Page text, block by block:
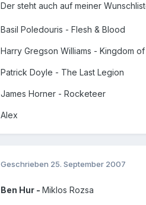
Der steht auch auf meiner
Basil Poledouris - Flesh & Blood
Harry Gregson Williams - Kingdom
Patrick Doyle - The Last Legion
James Horner - Rocketeer
Alex
Geschrieben 25. September 2007
Ben Hur - Miklos Rozsa